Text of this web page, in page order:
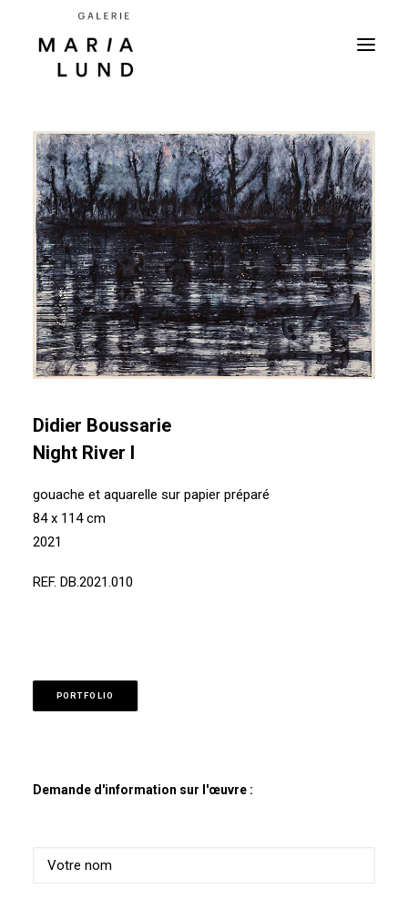
Didier Boussarie
Night River I
gouache et aquarelle sur papier préparé
84 x 114 cm
2021
REF. DB.2021.010
PORTFOLIO
Demande d'information sur l'œuvre :